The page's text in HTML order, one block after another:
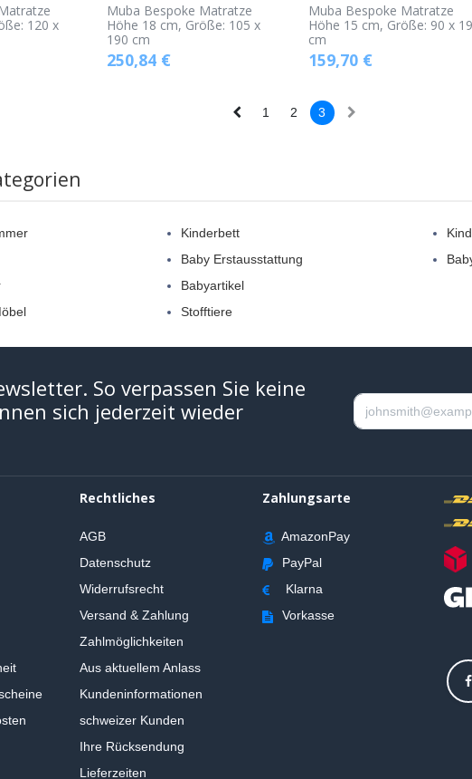
120 x
Muba Bespoke Matratze
Höhe 18 cm, Größe: 105 x
190 cm
250,84€
Muba Bespoke Matratze
Höhe 15 cm, Größe: 90 x
cm
159,70 €
1 2 3
Kinderbett
Baby Erstausstattung
Babyartikel
Stofftiere
So verpassen Sie keine
sich jederzeit wieder
Rechtliches
AGB
Datenschutz
Widerrufsrecht
Versand & Zahlung
Zahlmöglichkeiten
Aus aktuellem Anlass
Kundeninformationen
schweizer Kunden
Ihre Rücksendung
Lieferzeiten
Zahlungsarte
AmazonPay
PayPal
Klarna
Vorkasse